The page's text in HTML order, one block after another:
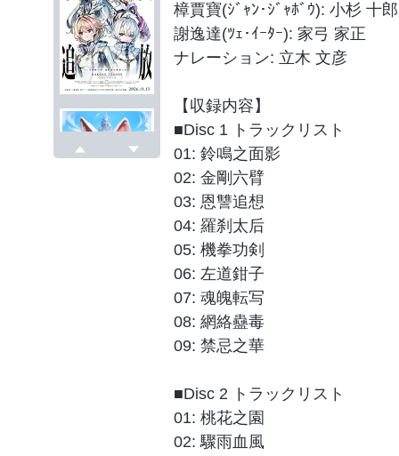
樟賈寶(ｼﾞｬﾝ･ｼﾞｬﾎﾞｳ): 小杉 十
謝逸達(ﾂｪ･ｲｰﾀｰ): 家弓 家正
ナレーション: 立木 文彦
【収録内容】
■Disc 1 トラックリスト
01: 鈴鳴之面影
02: 金剛六臂
03: 恩讐追想
04: 羅刹太后
05: 機拳功剣
06: 左道鉗子
07: 魂魄転写
08: 網絡蠱毒
09: 禁忌之華
■Disc 2 トラックリスト
01: 桃花之園
02: 驟雨血風